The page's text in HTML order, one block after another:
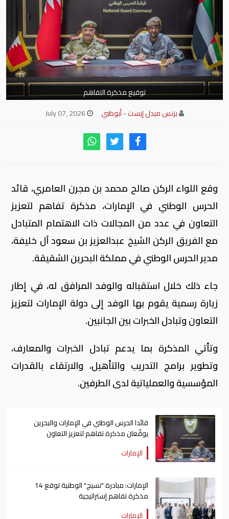
توقيع مذكرة التفاهم
بزنس ميدل إيست - أبوظبي
وقع اللواء الركن صالح محمد بن مجرن العامري، قائد
الحرس الوطني في الإمارات، مذكرة تفاهم لتعزيز
التعاون في عدد من المجالات ذات الاهتمام المتبادل
مع الفريق الركن الشيخ عبدالعزيز بن سعود آل خليفة،
مدير الحرس الوطني في مملكة البحرين الشقيقة.
جاء ذلك خلال استقباله والوفد المرافق له، في إطار
زيارة رسمية يقوم بها الوفد إلى دولة الإمارات لتعزيز
التعاون وتبادل الخبرات بين الجانبين.
وتأتي المذكرة بما يدعم تبادل الخبرات والمعارف،
وتطوير برامج التدريب والتأهيل، والارتقاء بالقدرات
المؤسسية والعملياتية لدى الطرفين.
قائدا الحرس الوطني في الإمارات والبحرين
يوقّعان مذكرة تفاهم لتعزيز التعاون
الإمارات
الإمارات: مبادرة "نسيج" الوطنية توقع 14
مذكرة تفاهم إستراتيجية
الإمارات